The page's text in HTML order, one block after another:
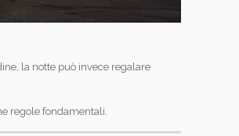
la notte può invece regalare
regole fondamentali.